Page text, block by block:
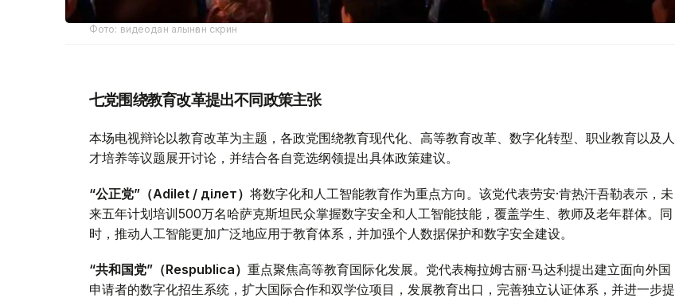
Фото: видеодан алынған скрин
七党围绕教育改革提出不同政策主张
本场电视辩论以教育改革为主题，各政党围绕教育现代化、高等教育改革、数字化转型、职业教育以及人
才培养等议题展开讨论，并结合各自竞选纲领提出具体政策建议。
“公正党”（Adilet / Әділет） 将数字化和人工智能教育作为重点方向。该党代表劳安·肯热汗吾勒表示，未
来五年计划培训500万名哈萨克斯坦民众掌握数字安全和人工智能技能，覆盖学生、教师及老年群体。同
时，推动人工智能更加广泛地应用于教育体系，并加强个人数据保护和数字安全建设。
“共和国党”（Respublica） 重点聚焦高等教育国际化发展。党代表梅拉姆古丽·马达利提出建立面向外国
申请者的数字化招生系统，扩大国际合作和双学位项目，发展教育出口，完善独立认证体系，并进一步提